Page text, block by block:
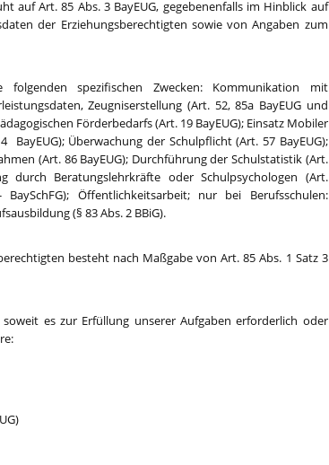
auf Art. 85 Abs. 3 BayEUG, gegebenenfalls im Hinblick auf
der Erziehungsberechtigten sowie von Angaben zum
spezifischen Zwecken: Kommunikation mit
Zeugniserstellung (Art. 52, 85a BayEUG und
Förderbedarfs (Art. 19 BayEUG); Einsatz Mobiler
Überwachung der Schulpflicht (Art. 57 BayEUG);
(Art. 86 BayEUG); Durchführung der Schulstatistik (Art.
durch Beratungslehrkräfte oder Schulpsychologen (Art.
Öffentlichkeitsarbeit; nur bei Berufsschulen:
(§ 83 Abs. 2 BBiG).
besteht nach Maßgabe von Art. 85 Abs. 1 Satz 3
es zur Erfüllung unserer Aufgaben erforderlich oder